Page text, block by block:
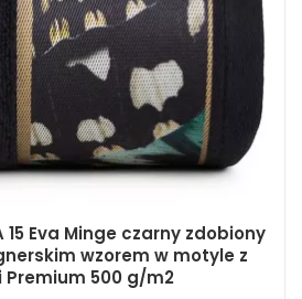
15 Eva Minge czarny zdobiony
wzorem w motyle z
Premium 500 g/m2